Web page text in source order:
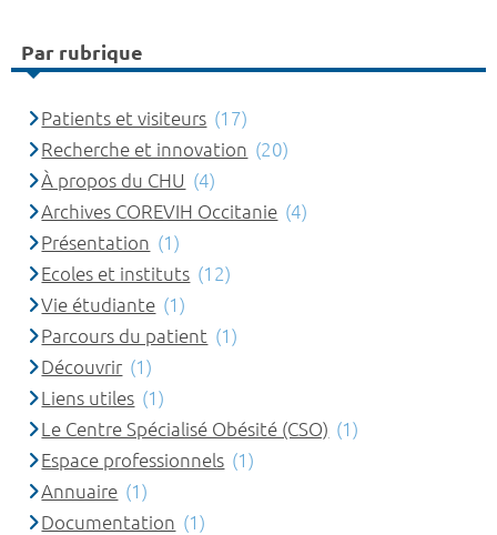
Par rubrique
Patients et visiteurs (17)
Recherche et innovation (20)
À propos du CHU (4)
Archives COREVIH Occitanie (4)
Présentation (1)
Ecoles et instituts (12)
Vie étudiante (1)
Parcours du patient (1)
Découvrir (1)
Liens utiles (1)
Le Centre Spécialisé Obésité (CSO) (1)
Espace professionnels (1)
Annuaire (1)
Documentation (1)